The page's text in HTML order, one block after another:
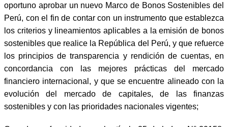
oportuno aprobar un nuevo Marco de Bonos Sostenibles del
Perú, con el fin de contar con un instrumento que establezca
los criterios y lineamientos aplicables a la emisión de bonos
sostenibles que realice la República del Perú, y que refuerce
los principios de transparencia y rendición de cuentas, en
concordancia con las mejores prácticas del mercado
financiero internacional, y que se encuentre alineado con la
evolución del mercado de capitales, de las finanzas
sostenibles y con las prioridades nacionales vigentes;